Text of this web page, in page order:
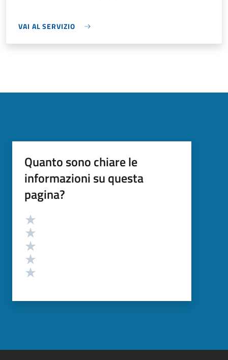
VAI AL SERVIZIO
Quanto sono chiare le
informazioni su questa
pagina?
Valutazione